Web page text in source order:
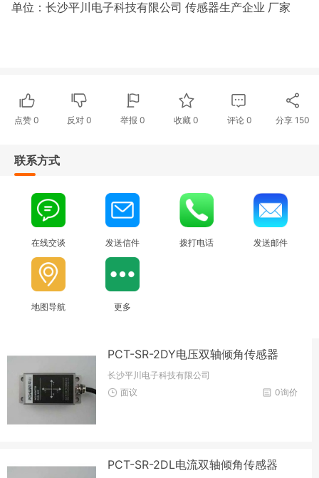
单位：长沙平川电子科技有限公司 传感器生产企业 厂家
点赞 0 反对0 举报 0 收藏 0 评论 0 分享 150
联系方式
在线交谈 发送信件 拨打电话 发送邮件
地图导航 更多
PCT-SR-2DY电压双轴倾角传感器
长沙平川电子科技有限公司
0询价
面议
PCT-SR-2DL电流双轴倾角传感器